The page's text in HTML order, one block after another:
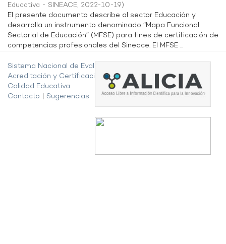
Educativa - SINEACE, 2022-10-19)
El presente documento describe al sector Educación y
desarrolla un instrumento denominado “Mapa Funcional
Sectorial de Educación” (MFSE) para fines de certificación de
competencias profesionales del Sineace. El MFSE ...
Sistema Nacional de Evaluación,
Acreditación y Certificación de la
Calidad Educativa
Contacto
Sugerencias